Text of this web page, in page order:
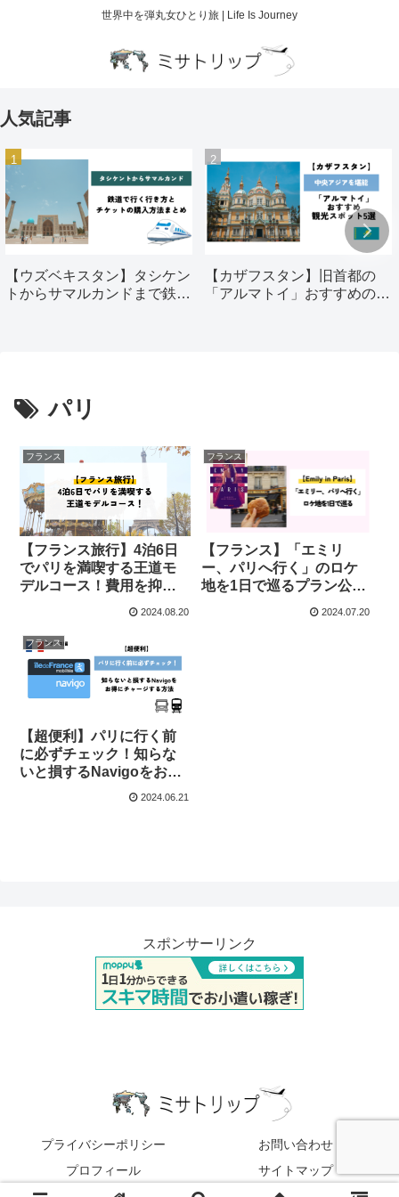
世界中を弾丸女ひとり旅 | Life Is Journey
人気記事
【ウズベキスタン】タシケン
トからサマルカンドまで鉄道
【カザフスタン】旧首都の
「アルマトイ」おすすめの観
パリ
フランス
【フランス旅行】4泊6日
でパリを満喫する王道モ
デルコース！費用を抑え
2024.08.20
フランス
【フランス】「エミリ
ー、パリへ行く」のロケ
地を1日で巡るプラン公
2024.07.20
フランス
【超便利】パリに行く前
に必ずチェック！知らな
いと損するNavigoをお得
にチャージする方法
2024.06.21
スポンサーリンク
プライバシーポリシー
お問い合わせ
プロフィール
サイトマップ